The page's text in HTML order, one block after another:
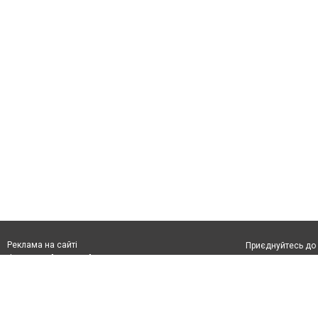
Реклама на сайті
Франшиза "CitySites"
Приєднуйтесь до